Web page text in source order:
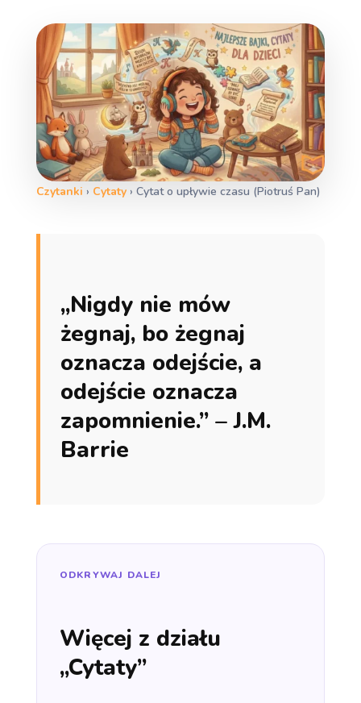
Czytanki › Cytaty› Cytat o upływie czasu (Piotruś Pan)
„Nigdy nie mów
żegnaj, bo żegnaj
oznacza odejście, a
odejście oznacza
zapomnienie.” – J.M.
Barrie
ODKRYWAJ DALEJ
Więcej z działu
„Cytaty”